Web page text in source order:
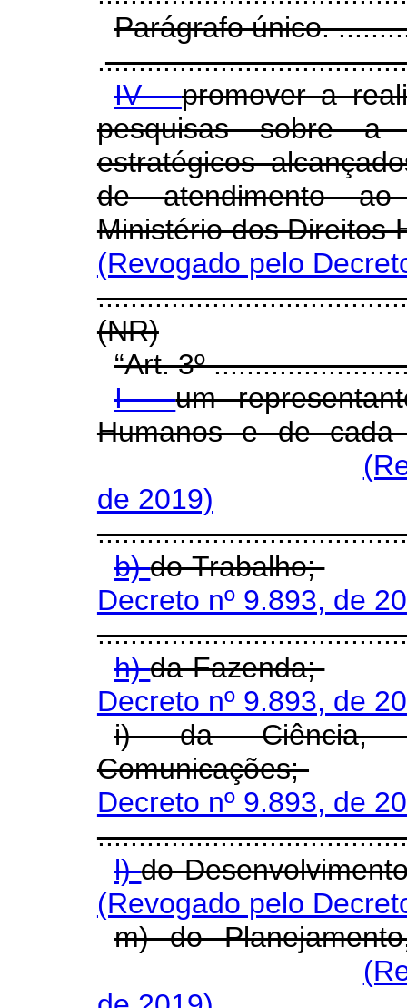
Parágrafo único.
.
IV -promover a
pesquisas sobre a
estratégicos
de atendimento ao
Ministério dos Direitos
(Revogado pelo
(NR)
“Art. 3º
I -um
Humanos e de cada
de 2019)
b)do Trabalho;
Decreto nº 9.893, de
h)da Fazenda;
Decreto nº 9.893, de
i) da Ciência,
Comunicações;
Decreto nº 9.893, de
l)do
(Revogado pelo
m) do